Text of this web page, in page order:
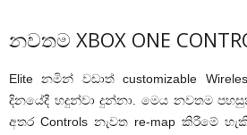
නවතම XBOX ONE
Elite නමින් වඩාත් customizable
දිනයේදී හදුන්වා දුන්නා. මෙය නවතම
අතර Controls නැවත re-map කිරීමේ